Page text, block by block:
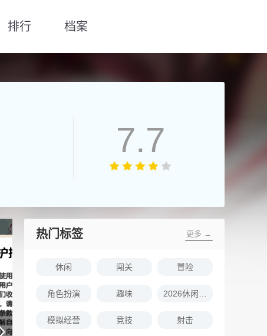
排行 档案
7.7
热门标签 更多 →
休闲 闯关 冒险
角色扮演 趣味
模拟经营 竞技 射击